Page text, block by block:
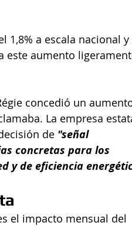
1,8% a escala nacional y
este aumento
concedió un
La empresa
de "señal
concretas para los
y de eficiencia
el impacto mensual del